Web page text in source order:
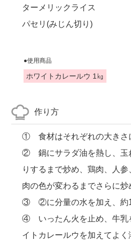
ターメリックライス
パセリ(みじん切り)
●使用商品
ホワイトカレールウ 1㎏
作り方
① 食材はそれぞれの大きさ
② 鍋にサラダ油を熱し、玉
りするまで炒め、鶏肉、人参
肉の色が変わるまでさらに炒
③ ②に分量の水を加え、約
④ いったん火を止め、牛乳
イトカレールウを加えてよ